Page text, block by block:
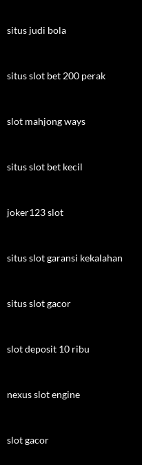
situs judi bola
situs slot bet 200 perak
slot mahjong ways
situs slot bet kecil
joker123 slot
situs slot garansi kekalahan
situs slot gacor
slot deposit 10 ribu
nexus slot engine
slot gacor